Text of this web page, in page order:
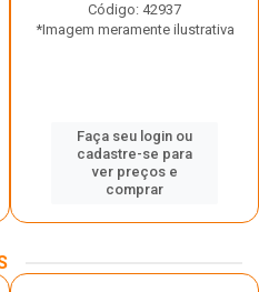
Código: 42937
*Imagem meramente ilustrativa
Faça seu login ou
cadastre-se para
ver preços e
comprar